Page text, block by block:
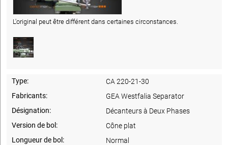
L'original peut être différent dans certaines circonstances.
Type:
CA 220-21-30
Fabricants:
GEA Westfalia Separator
Désignation:
Décanteurs à Deux Phases
Version de bol:
Cône plat
Longueur de bol:
Normal